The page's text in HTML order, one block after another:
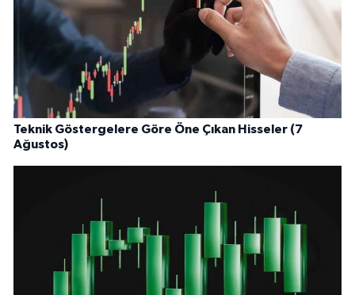
Teknik Göstergelere Göre Öne Çıkan Hisseler (7
Ağustos)